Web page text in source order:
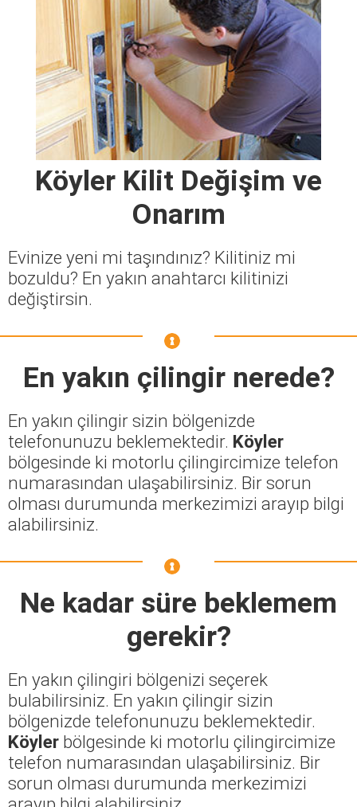
Köyler Kilit Değişim ve
Onarım
Evinize yeni mi taşındınız? Kilitiniz mi
bozuldu? En yakın anahtarcı kilitinizi
değiştirsin.
En yakın çilingir nerede?
En yakın çilingir sizin bölgenizde
telefonunuzu beklemektedir. Köyler
bölgesinde ki motorlu çilingircimize telefon
numarasından ulaşabilirsiniz. Bir sorun
olması durumunda merkezimizi arayıp bilgi
alabilirsiniz.
Ne kadar süre beklemem
gerekir?
En yakın çilingiri bölgenizi seçerek
bulabilirsiniz. En yakın çilingir sizin
bölgenizde telefonunuzu beklemektedir.
Köyler bölgesinde ki motorlu çilingircimize
telefon numarasından ulaşabilirsiniz. Bir
sorun olması durumunda merkezimizi